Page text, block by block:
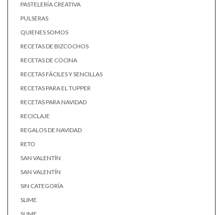
PASTELERÍA CREATIVA
PULSERAS
QUIENES SOMOS
RECETAS DE BIZCOCHOS
RECETAS DE COCINA
RECETAS FÁCILES Y SENCILLAS
RECETAS PARA EL TUPPER
RECETAS PARA NAVIDAD
RECICLAJE
REGALOS DE NAVIDAD
RETO
SAN VALENTÍN
SAN VALENTÍN
SIN CATEGORÍA
SLIME